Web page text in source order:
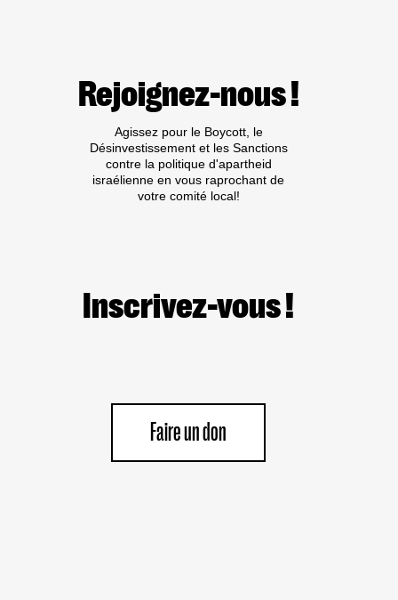
Rejoignez-nous !
Agissez pour le Boycott, le
Désinvestissement et les Sanctions
contre la politique d'apartheid
israélienne en vous raprochant de
votre comité local!
Inscrivez-vous !
Faire un don